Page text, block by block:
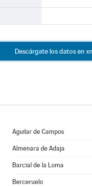
Descárgate los datos en
Aguilar de Campos
Almenara de Adaja
Barcial de la Loma
Berceruelo